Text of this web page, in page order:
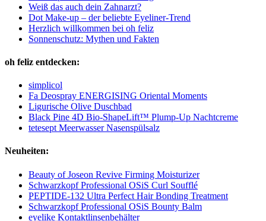
Weiß das auch dein Zahnarzt?
Dot Make-up – der beliebte Eyeliner-Trend
Herzlich willkommen bei oh feliz
Sonnenschutz: Mythen und Fakten
oh feliz entdecken:
simplicol
Fa Deospray ENERGISING Oriental Moments
Ligurische Olive Duschbad
Black Pine 4D Bio-ShapeLift™ Plump-Up Nachtcreme
tetesept Meerwasser Nasenspülsalz
Neuheiten:
Beauty of Joseon Revive Firming Moisturizer
Schwarzkopf Professional OSiS Curl Soufflé
PEPTIDE-132 Ultra Perfect Hair Bonding Treatment
Schwarzkopf Professional OSiS Bounty Balm
eyelike Kontaktlinsenbehälter